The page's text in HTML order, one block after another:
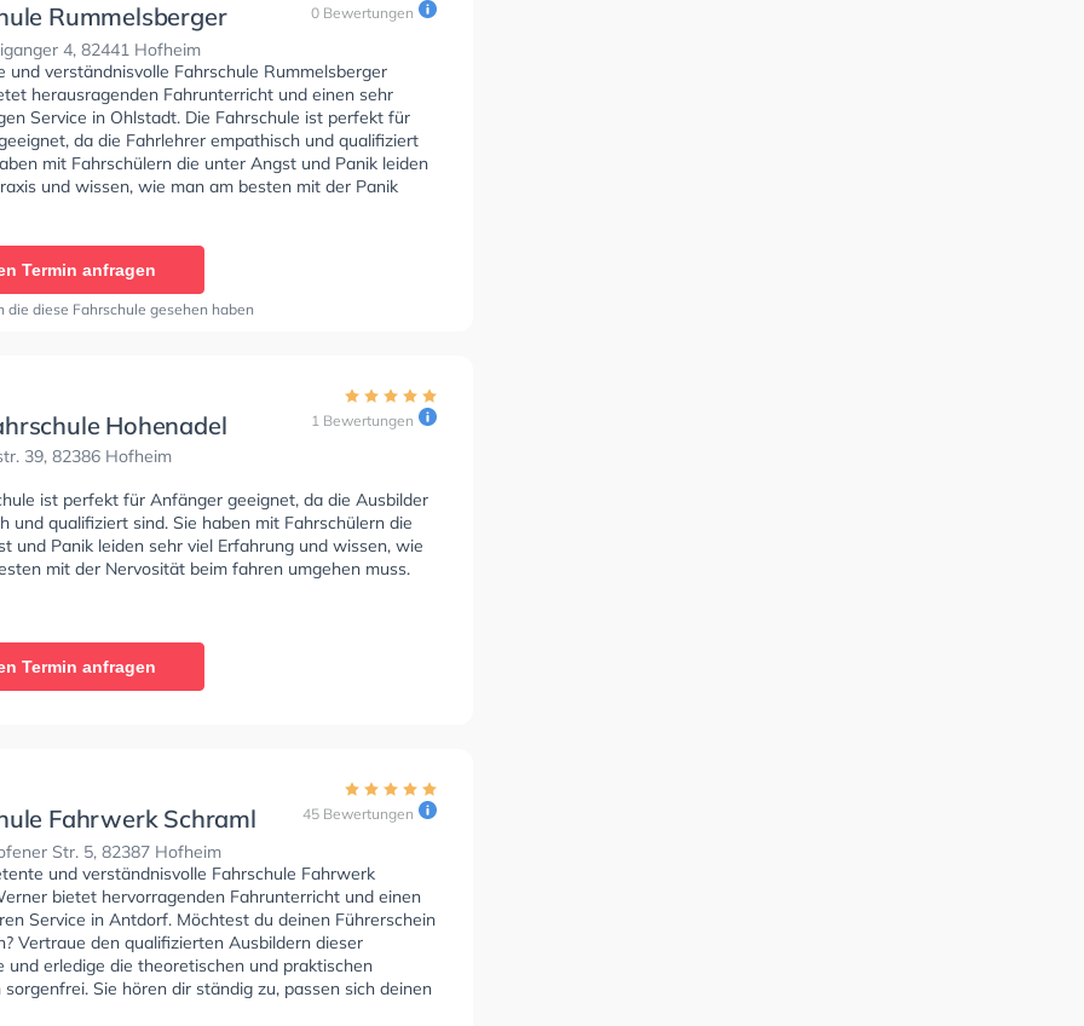
Rummelsberger
4, 82441 Hofheim
0 Bewertungen
und verständnisvolle Fahrschule Rummelsberger
herausragenden Fahrunterricht und einen sehr
Service in Ohlstadt. Die Fahrschule ist perfekt für
da die Fahrlehrer empathisch und qualifiziert
mit Fahrschülern die unter Angst und Panik leiden
und wissen, wie man am besten mit der Panik
umgehen muss. In der Fahrschule
Termin anfragen
die diese Fahrschule gesehen haben
Hohenadel
39, 82386 Hofheim
1 Bewertungen
ist perfekt für Anfänger geeignet, da die Ausbilder
und qualifiziert sind. Sie haben mit Fahrschülern die
und Panik leiden sehr viel Erfahrung und wissen, wie
mit der Nervosität beim fahren umgehen muss.
Termin anfragen
Fahrwerk Schraml
Str. 5, 82387 Hofheim
45 Bewertungen
und verständnisvolle Fahrschule Fahrwerk
bietet hervorragenden Fahrunterricht und einen
Service in Antdorf. Möchtest du deinen Führerschein
Vertraue den qualifizierten Ausbildern dieser
und erledige die theoretischen und praktischen
sorgenfrei. Sie hören dir ständig zu, passen sich deinen
an und bieten dir eine Lernerfahrung. Letzte